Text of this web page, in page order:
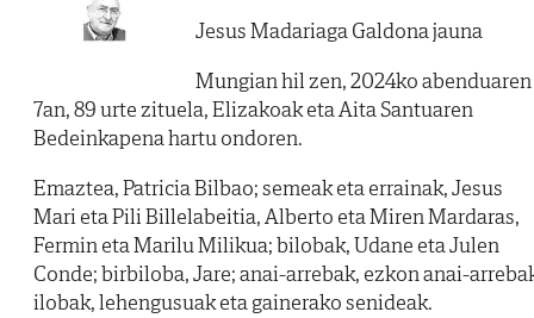
Jesus Madariaga Galdona jauna
Mungian hil zen, 2024ko abenduaren
7an, 89 urte zituela, Elizakoak eta Aita Santuaren
Bedeinkapena hartu ondoren.
Emaztea, Patricia Bilbao; semeak eta errainak, Jesus
Mari eta Pili Billelabeitia, Alberto eta Miren Mardaras,
Fermin eta Marilu Milikua; bilobak, Udane eta Julen
Conde; birbiloba, Jare; anai-arrebak, ezkon anai-
ilobak, lehengusuak eta gainerako senideak.